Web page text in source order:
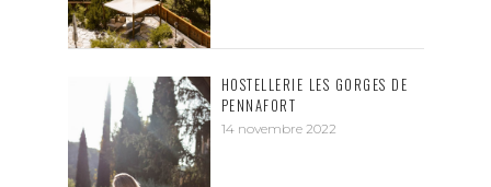
HOSTELLERIE LES GORGES DE
PENNAFORT
14 novembre 2022